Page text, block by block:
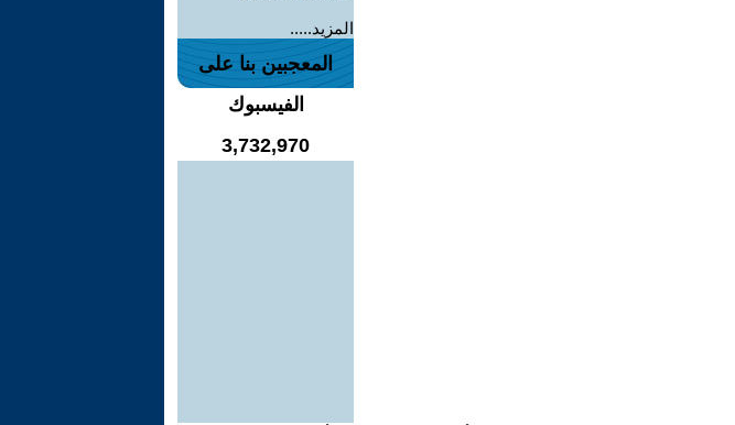
المزيد.....
المعجبين بنا على
الفيسبوك
3,732,970